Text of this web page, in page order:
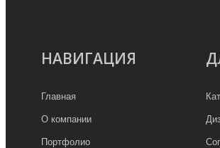
НАВИГАЦИЯ
Главная
О компании
Портфолио